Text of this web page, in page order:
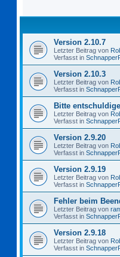
Version 2.10.7
Letzter Beitrag von
Verfasst in
Version 2.10.3
Letzter Beitrag von
Verfasst in
Bitte
Letzter Beitrag von
Verfasst in
Version 2.9.20
Letzter Beitrag von
Verfasst in
Version 2.9.19
Letzter Beitrag von
Verfasst in
Fehler beim
Letzter Beitrag von
Verfasst in
Version 2.9.18
Letzter Beitrag von
Verfasst in